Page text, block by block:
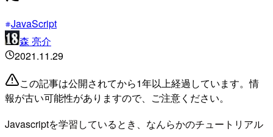
JavaScript
森 亮介
2021.11.29
この記事は公開されてから1年以上経過しています。情
報が古い可能性がありますので、ご注意ください。
Javascriptを学習しているとき、なんらかのチュートリアル